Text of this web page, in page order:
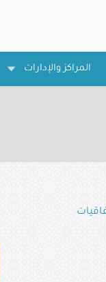
المراكز والإدارات